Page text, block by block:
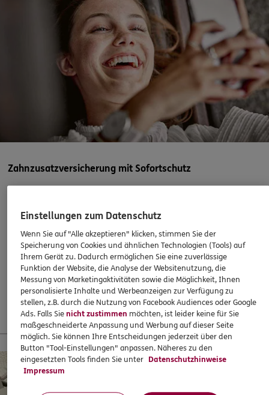
Nordoststr. 25 Karlsruhe
(4.8 km)
Homepage besuchen
ERGO
Marion Hordós
Nordoststr. 25, 76228 Karlsruhe
(4.8 km)
Homepage besuchen
ERGO
Benjamin Sarfo Okrah
Insterburger Str. 14 F 76139 Karlsruhe(5.0 km)
Piotr Jan Dudek
Homepage besuchen
ERGO
Christian Matsevitch
Daimlerstr. 2,76275 Ettlingen(5.9 km)
Homepage besuchen
5/5 DKV
Rainer Wagner
Daimlerstr. 2,76275 Ettlingen(5.9 km)
Homepage besuchen
Benjamin Groh
Zahnzusatzversicherung mit Sofortschutz
ERGO klappts! Sogar, wenn die Behandlung bereits
super!
37,60
€ monatlich
Mehr erfahren
13 % Startbonus für junge Leute
Einstellungen zum Datenschutz
Wenn Sie auf "Alle akzeptieren" klicken, stimmen Sie der
Speicherung von Cookies und ähnlichen Technologien (Tools) auf
Ihrem Gerät zu. Dadurch ermöglichen Sie eine zuverlässige
Funktion der Website, die Analyse der Websitenutzung, die
Messung von Marketingaktivitäten sowie die Möglichkeit, Ihnen
personalisierte Inhalte und Werbeanzeigen zur Verfügung zu
stellen, z.B. durch die Nutzung von Facebook Audiences oder Google
Ads. Falls Sienicht zustimmen möchten, ist leider keine für Sie
maßgeschneiderte Anpassung und Werbung auf dieser Seite
möglich. Sie können Ihre Entscheidungen jederzeit über den
Button "Tool-Einstellungen" anpassen. Näheres zu den
eingesetzten Tools finden Sie unter Datenschutzhinweise
Impressum